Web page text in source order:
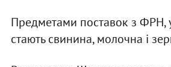
Предметами поставок з ФРН,
стають свинина, молочна і